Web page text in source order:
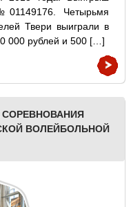
Четырьмя
Твери выиграли в
000 рублей и 500 […]
ВОЛЕЙБОЛЬНОЙ